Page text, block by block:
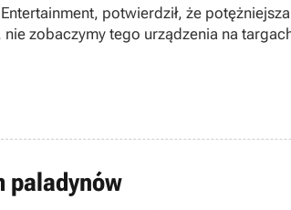
potwierdził, że
zobaczymy tego urządzenia na
paladynów